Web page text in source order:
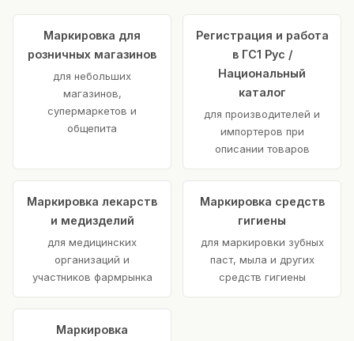
Маркировка для
розничных магазинов
для небольших
магазинов,
супермаркетов и
общепита
Регистрация и работа
в ГС1 Рус /
Национальный
каталог
для производителей и
импортеров при
описании товаров
Маркировка лекарств
и медизделий
для медицинских
организаций и
участников фармрынка
Маркировка средств
гигиены
для маркировки зубных
паст, мыла и других
средств гигиены
Маркировка